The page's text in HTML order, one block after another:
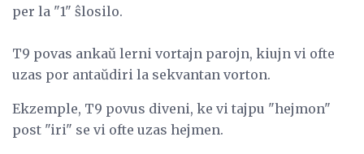
per la "1" ŝlosilo.
T9 povas ankaŭ lerni vortajn parojn, kiujn vi ofte
uzas por antaŭdiri la sekvantan vorton.
Ekzemple, T9 povus diveni, ke vi tajpu "hejmon"
post "iri" se vi ofte uzas hejmen.